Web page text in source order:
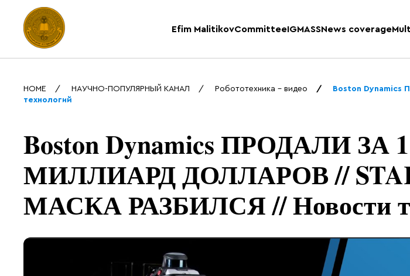
Efim MalitikovCommitteeIGMASSNews coverage
HOME НАУЧНО-ПОПУЛЯРНЫЙ КАНАЛ Робототехника - видео
Boston Dynamics
технологий
Boston Dynamics ПРОДАЛИ ЗА 1
МИЛЛИАРД ДОЛЛАРОВ //
МАСКА РАЗБИЛСЯ // Новости